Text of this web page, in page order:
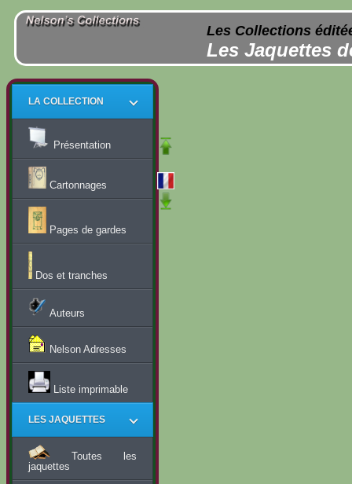
Les Collections
Les Jaquettes
LA COLLECTION
Présentation
Cartonnages
Pages de gardes
Dos et tranches
Auteurs
Nelson Adresses
Liste imprimable
LES JAQUETTES
Toutes les
jaquettes